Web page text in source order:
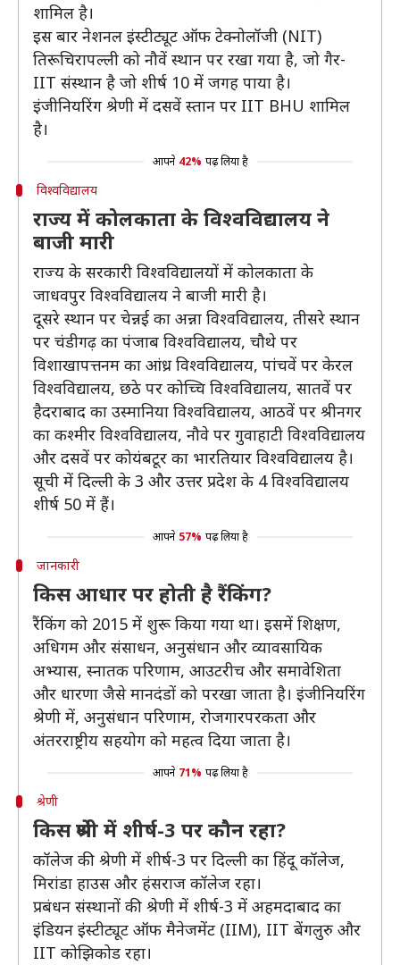
शामिल है।
इस बार नेशनल इंस्टीट्यूट ऑफ टेक्नोलॉजी (NIT)
तिरूचिरापल्ली को नौवें स्थान पर रखा गया है, जो गैर-
IIT संस्थान है जो शीर्ष 10 में जगह पाया है।
इंजीनियरिंग श्रेणी में दसवें स्तान पर IIT BHU शामिल
है।
आपने 42% पढ़ लिया है
विश्वविद्यालय
राज्य में कोलकाता के विश्वविद्यालय ने
बाजी मारी
राज्य के सरकारी विश्वविद्यालयों में कोलकाता के
जाधवपुर विश्वविद्यालय ने बाजी मारी है।
दूसरे स्थान पर चेन्नई का अन्ना विश्वविद्यालय, तीसरे स्थान
पर चंडीगढ़ का पंजाब विश्वविद्यालय, चौथे पर
विशाखापत्तनम का आंध्र विश्वविद्यालय, पांचवें पर केरल
विश्वविद्यालय, छठे पर कोच्चि विश्वविद्यालय, सातवें पर
हैदराबाद का उस्मानिया विश्वविद्यालय, आठवें पर श्रीनगर
का कश्मीर विश्वविद्यालय, नौवे पर गुवाहाटी विश्वविद्यालय
और दसवें पर कोयंबटूर का भारतियार विश्वविद्यालय है।
सूची में दिल्ली के 3 और उत्तर प्रदेश के 4 विश्वविद्यालय
शीर्ष 50 में हैं।
आपने 57% पढ़ लिया है
जानकारी
किस आधार पर होती है रैंकिंग?
रैंकिंग को 2015 में शुरू किया गया था। इसमें शिक्षण,
अधिगम और संसाधन, अनुसंधान और व्यावसायिक
अभ्यास, स्नातक परिणाम, आउटरीच और समावेशिता
और धारणा जैसे मानदंडों को परखा जाता है। इंजीनियरिंग
श्रेणी में, अनुसंधान परिणाम, रोजगारपरकता और
अंतरराष्ट्रीय सहयोग को महत्व दिया जाता है।
आपने 71% पढ़ लिया है
श्रेणी
किस श्रेणी में शीर्ष-3 पर कौन रहा?
कॉलेज की श्रेणी में शीर्ष-3 पर दिल्ली का हिंदू कॉलेज,
मिरांडा हाउस और हंसराज कॉलेज रहा।
प्रबंधन संस्थानों की श्रेणी में शीर्ष-3 में अहमदाबाद का
इंडियन इंस्टीट्यूट ऑफ मैनेजमेंट (IIM), IIT बेंगलुरु और
IIT कोझिकोड रहा।